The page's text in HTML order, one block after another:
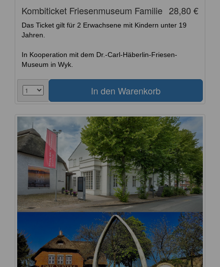
28,80 €
Kombiticket Friesenmuseum Familie
Das Ticket gilt für 2 Erwachsene mit Kindern unter 19
Jahren.
In Kooperation mit dem Dr.-Carl-Häberlin-Friesen-
Museum in Wyk.